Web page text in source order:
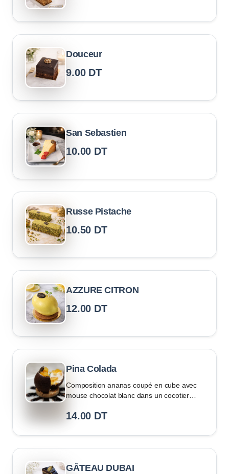
Douceur
9.00 DT
San Sebastien
10.00 DT
Russe Pistache
10.50 DT
AZZURE CITRON
12.00 DT
Pina Colada
Composition ananas coupé en cube avec
mouse chocolat blanc dans un cocotier
14.00 DT
GÂTEAU DUBAI